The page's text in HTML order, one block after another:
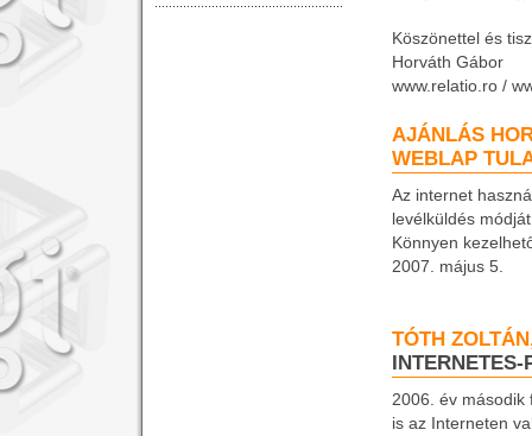
Köszönettel és
Horváth Gábor
www.relatio.ro /
AJÁNLÁS
WEBLAP
Az internet
levélküldés
Könnyen
2007. május 5.
TÓTH
INTERNETES-
2006. év második
is az Interneten